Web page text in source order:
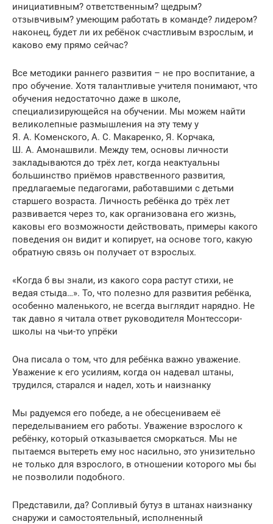
инициативным? ответственным? щедрым?
отзывчивым? умеющим работать в команде? лидером?
наконец, будет ли их ребёнок счастливым взрослым, и
каково ему прямо сейчас?
Все методики раннего развития – не про воспитание, а
про обучение. Хотя талантливые учителя понимают, что
обучения недостаточно даже в школе,
специализирующейся на обучении. Мы можем найти
великолепные размышления на эту тему у
Я. А. Коменского, А. С. Макаренко, Я. Корчака,
Ш. А. Амонашвили. Между тем, основы личности
закладываются до трёх лет, когда неактуальны
большинство приёмов нравственного развития,
предлагаемые педагогами, работавшими с детьми
старшего возраста. Личность ребёнка до трёх лет
развивается через то, как организована его жизнь,
каковы его возможности действовать, примеры какого
поведения он видит и копирует, на основе того, какую
обратную связь он получает от взрослых.
«Когда б вы знали, из какого сора растут стихи, не
ведая стыда…». То, что полезно для развития ребёнка,
особенно маленького, не всегда выглядит нарядно. Не
так давно я читала ответ руководителя Монтессори-
школы на чьи-то упрёки
Она писала о том, что для ребёнка важно уважение.
Уважение к его усилиям, когда он надевал штаны,
трудился, старался и надел, хоть и наизнанку
Мы радуемся его победе, а не обесцениваем её
переделыванием его работы. Уважение взрослого к
ребёнку, который отказывается сморкаться. Мы не
пытаемся вытереть ему нос насильно, это унизительно
не только для взрослого, в отношении которого мы бы
не позволили подобного.
Представили, да? Сопливый бутуз в штанах наизнанку
снаружи и самостоятельный, исполненный